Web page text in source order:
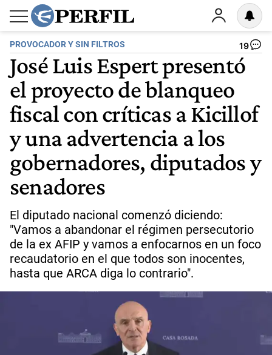
PROVOCADOR Y SIN FILTROS 19
José Luis Espert presentó
el proyecto de blanqueo
fiscal con críticas a Kicillof
y una advertencia a los
gobernadores, diputados y
senadores
El diputado nacional comenzó diciendo:
"Vamos a abandonar el régimen persecutorio
de la ex AFIP y vamos a enfocarnos en un foco
recaudatorio en el que todos son inocentes,
hasta que ARCA diga lo contrario".